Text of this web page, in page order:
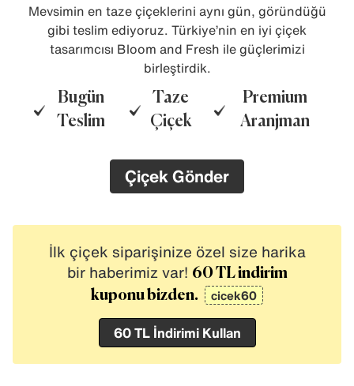
Mevsimin en taze çiçeklerini aynı gün, göründüğü
gibi teslim ediyoruz. Türkiye’nin en iyi çiçek
tasarımcısı Bloom and Fresh ile güçlerimizi
birleştirdik.
Bugün
Teslim
Taze
Çiçek
Premium
Aranjman
Çiçek Gönder
İlk çiçek siparişinize özel size harika
bir haberimiz var! 60 TL indirim
kuponu bizden.
cicek60
60 TL İndirimi Kullan